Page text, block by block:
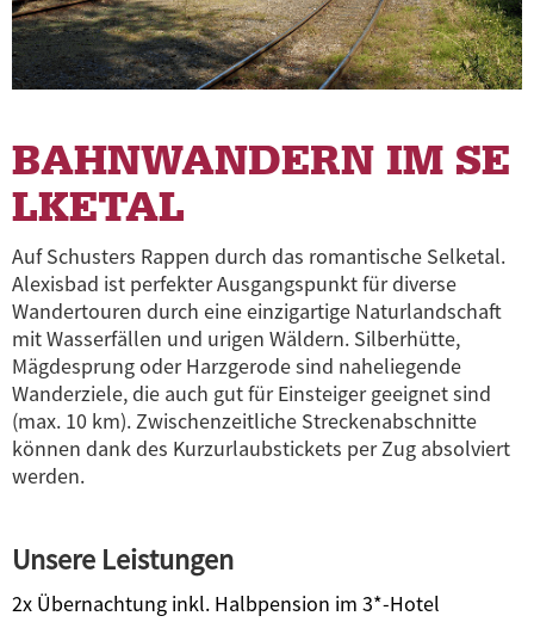
BAHNWANDERN IM SE
LKETAL
Auf Schusters Rappen durch das romantische Selketal.
Alexisbad ist perfekter Ausgangspunkt für diverse
Wandertouren durch eine einzigartige Naturlandschaft
mit Wasserfällen und urigen Wäldern. Silberhütte,
MägdesprungoderHarzgerodesind naheliegende
Wanderziele, die auch gut für Einsteiger geeignet sind
(max. 10 km). Zwischenzeitliche Streckenabschnitte
können dank des Kurzurlaubstickets per Zug absolviert
werden.
Unsere Leistungen
2x Übernachtung inkl. Halbpension im 3*-Hotel